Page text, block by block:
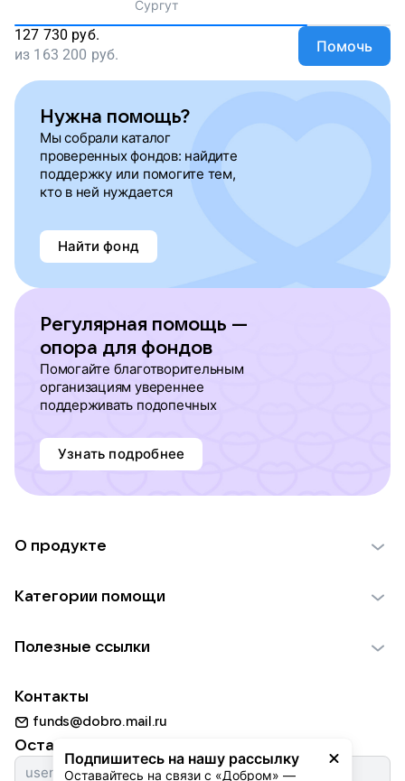
Сургут
127 730 руб.
из 163 200 руб. Помочь
Нужна помощь?
Мы собрали каталог
проверенных фондов: найдите
поддержку или помогите тем,
кто в ней нуждается
Найти фонд
Регулярная помощь —
опора для фондов
Помогайте благотворительным
организациям увереннее
поддерживать подопечных
Узнать подробнее
Подпишитесь на нашу рассылку
Оставайтесь на связи с «Добром» —
О продукте
Использование материалов
Для НКО
Партнерам
Категории помощи
Пожилым
Животным
Природе
Культуре
Полезные ссылки
Добрый день
Истории
Контакты
funds@dobro.mail.ru
Оставайтесь с нами